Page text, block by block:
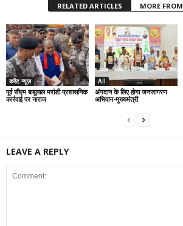
RELATED ARTICLES MORE
करेंट न्यूज़
पूर्व सीएम बाबूलाल मरांडी प्रशासनिक
कार्रवाई पर नाराज
All
अंगदान के लिए होगा जनजागरण
अभियान-मुख्यमंत्री
LEAVE A REPLY